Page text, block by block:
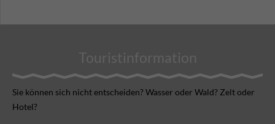
Touristinformation
Sie können sich nicht ent­scheiden? Wasser oder Wald? Zelt oder
Hotel?